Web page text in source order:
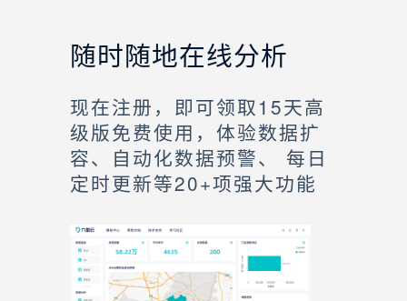
随时随地在线分析
现在注册，即可领取15天高
级版免费使用，体验数据扩
容、自动化数据预警、 每日
定时更新等20+项强大功能